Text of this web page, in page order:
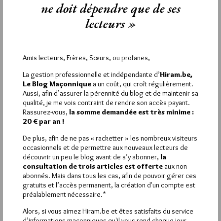
Il est évident qu’un Règlement Général doit constituer un tout
cohérent. Et que la manière dont des Loges (très souvent les
mêmes d’année maçonnique en année maçonnique) se croient
mêmes) sans se soucier de la cohérence de ce texte
fondamental pour notre fonctionnement démontre quelque
chose d’irresponsable.
Nous sommes dans un monde d’apprentis (sans capitale, SVP)
sorciers aux gros égos, peu soucieux du futur de leur
Obédience.
N.B.- J’aime beaucoup ce pseudo d' »orchidoclaste ».
Politiquement correct en apparence, mais fort de significations
en réalité.
FT 13
15 NOVEMBRE 2021 À 8H01 / RÉPONDRE
Bonjour,
Pour paraphraser Groucho Marx (je croyais que c’était Georges
Clémenceau l’auteur) : la justice maçonnique est à la justice ce
ne doit dépendre que de ses
lecteurs »
Amis lecteurs, Frères, Sœurs, ou profanes,
La gestion professionnelle et indépendante d’Hiram.be,
Le Blog Maçonnique a un coût, qui croît régulièrement.
Aussi, afin d’assurer la pérennité du blog et de maintenir sa
qualité, je me vois contraint de rendre son accès payant.
Rassurez-vous, la somme demandée est très minime :
20 € par an !
De plus, afin de ne pas « racketter » les nombreux visiteurs
occasionnels et de permettre aux nouveaux lecteurs de
découvrir un peu le blog avant de s’y abonner, la
consultation de trois articles est offerte aux non
abonnés. Mais dans tous les cas, afin de pouvoir gérer ces
gratuits et l’accès permanent, la création d'un compte est
préalablement nécessaire.*
Alors, si vous aimez Hiram.be et êtes satisfaits du service